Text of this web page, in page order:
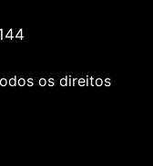
os direitos